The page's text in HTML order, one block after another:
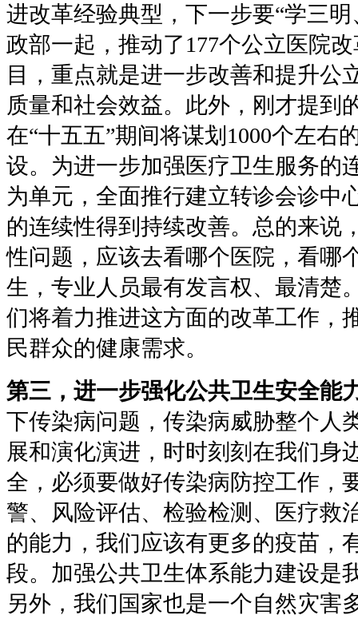
进改革经验典型，下一步要“学三
政部一起，推动了177个公立医院
目，重点就是进一步改善和提升公
质量和社会效益。此外，刚才提到
在“十五五”期间将谋划1000个左右
设。为进一步加强医疗卫生服务的
为单元，全面推行建立转诊会诊中
的连续性得到持续改善。总的来说
性问题，应该去看哪个医院，看哪
生，专业人员最有发言权、最清楚
们将着力推进这方面的改革工作，
民群众的健康需求。
第三，进一步强化公共卫生安全能
下传染病问题，传染病威胁整个人
展和演化演进，时时刻刻在我们身
全，必须要做好传染病防控工作，
警、风险评估、检验检测、医疗救
的能力，我们应该有更多的疫苗，
段。加强公共卫生体系能力建设是
另外，我们国家也是一个自然灾害